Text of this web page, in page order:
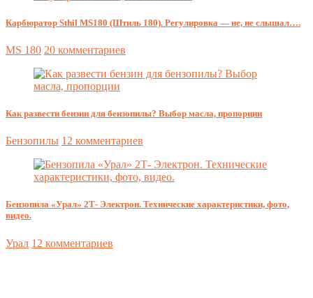
Карбюратор Sthil MS180 (Штиль 180). Регулировка — не, не слышал….
MS 180 20 комментариев
Как развести бензин для бензопилы? Выбор масла, пропорции
Бензопилы 12 комментариев
Бензопила «Урал» 2Т- Электрон. Технические характеристики, фото,
видео.
Урал 12 комментариев